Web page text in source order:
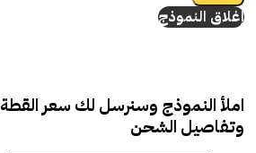
إغلاق النموذج
املأ النموذج وسنرسل لك سعر القطة
وتفاصيل الشحن